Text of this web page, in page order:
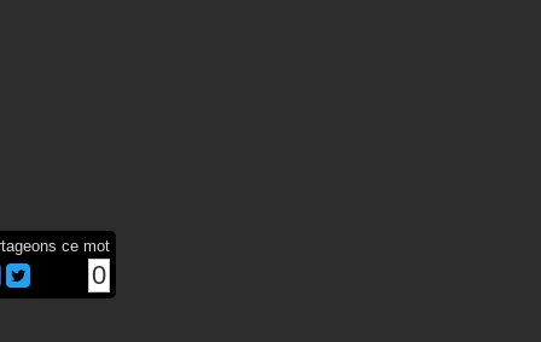
ce mot
0